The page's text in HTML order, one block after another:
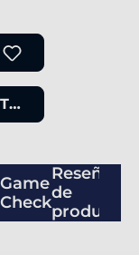
Game
Check
Reseñas
de
productos